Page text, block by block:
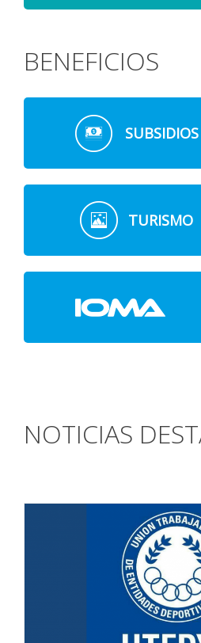
BENEFICIOS
SUBSIDIOS
TURISMO
NOTICIAS